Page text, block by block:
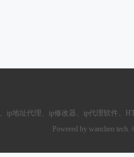
、ip地址代理、ip修改器、 ip代理软件
Powered by wanchen